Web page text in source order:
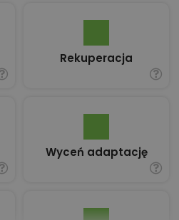
Rekuperacja
Wyceń adaptację